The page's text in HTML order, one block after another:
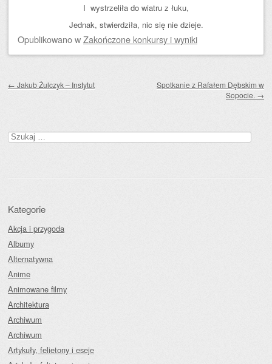
I wystrzeliła do wiatru z łuku,
Jednak, stwierdziła, nic się nie dzieje.
OpublikowanowZakończone konkursy i wyniki
← Jakub Żulczyk – Instytut
Spotkanie z Rafałem Dębskim w
Sopocie. →
Szukaj:
Kategorie
Akcja i przygoda
Albumy
Alternatywna
Anime
Animowane filmy
Architektura
Archiwum
Archiwum
Artykuły, felietony i eseje